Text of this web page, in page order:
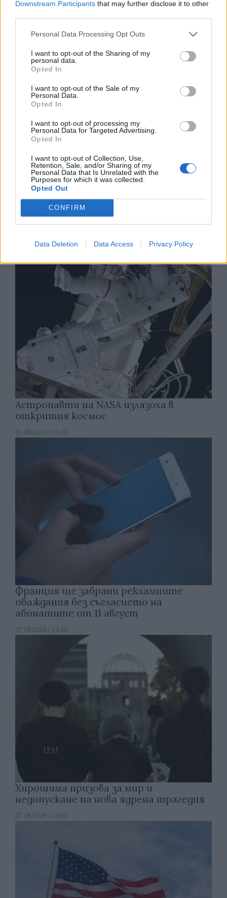
Downstream Participants that may further disclose it to other
Personal Data Processing Opt Outs
I want to opt-out of the Sharing of my
personal data.
Opted In
I want to opt-out of the Sale of my
Personal Data.
Opted In
I want to opt-out of processing my
Personal Data for Targeted Advertising.
Opted In
I want to opt-out of Collection, Use,
Retention, Sale, and/or Sharing of my
Personal Data that Is Unrelated with the
Purposes for which it was collected.
Opted Out
CONFIRM
Data Deletion Data Access Privacy Policy
Древен храм на почти 900 години
откриха под кафене за сладолед в
07.08.2026 / 16:00
Изкуствен интелект за първи път
07.08.2026 / 15:30
Астронавти на NASA излязоха в
открития космос
07.08.2026 / 15:00
Франция ще забрани рекламните
обаждания без съгласието на
абонатите от 11 август
07.08.2026 / 14:30
Хирошима призова за мир и
недопускане на нова ядрена трагедия
07.08.2026 / 14:00